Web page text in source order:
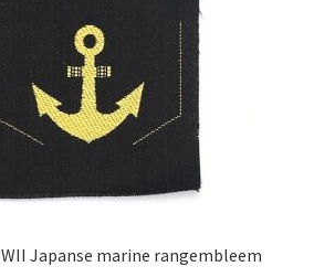
Japanse marine rangembleem